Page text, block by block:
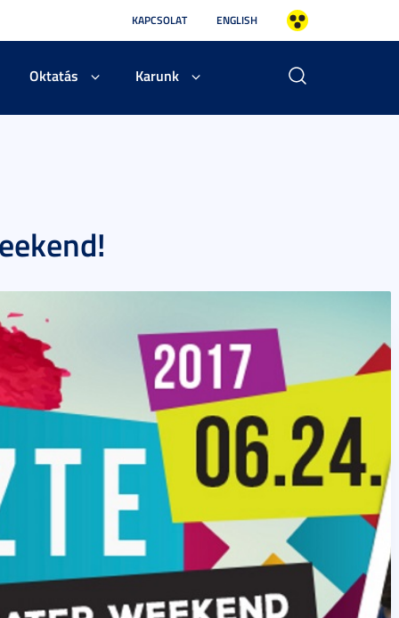
KAPCSOLAT ENGLISH
Oktatás Karunk